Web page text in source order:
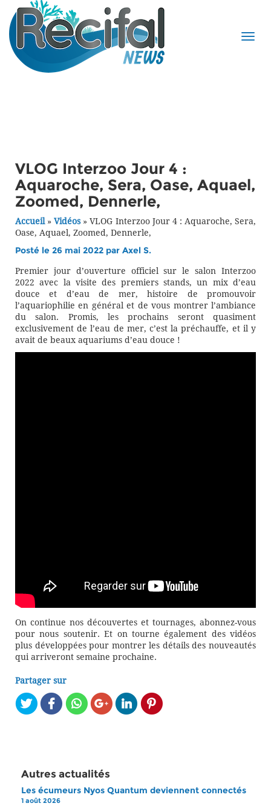
VLOG Interzoo Jour 4 :
Aquaroche, Sera, Oase, Aquael,
Zoomed, Dennerle,
Accueil»Vidéos»VLOG Interzoo Jour 4 : Aquaroche, Sera,
Oase, Aquael, Zoomed, Dennerle,
Posté le 26 mai 2022 par Axel S.
Premier jour d’ouverture officiel sur le salon Interzoo
2022 avec la visite des premiers stands, un mix d’eau
douce et d’eau de mer, histoire de promouvoir
l’aquariophilie en général et de vous montrer l’ambiance
du salon. Promis, les prochains seront quasiment
exclusivement de l’eau de mer, c’est la préchauffe, et il y
avait de beaux aquariums d’eau douce !
On continue nos découvertes et tournages, abonnez-vous
pour nous soutenir. Et on tourne également des vidéos
plus développées pour montrer les détails des nouveautés
qui arriveront semaine prochaine.
Partager sur
Autres actualités
Les écumeurs Nyos Quantum deviennent connectés
1 août 2026